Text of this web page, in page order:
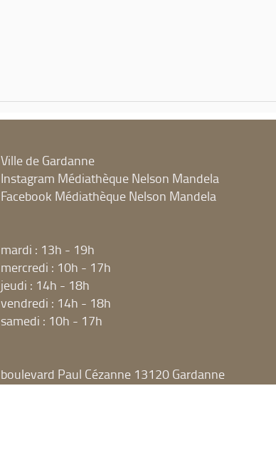
Ville de Gardanne
Instagram Médiathèque Nelson Mandela
Facebook Médiathèque Nelson Mandela
mardi : 13h - 19h
mercredi : 10h - 17h
jeudi : 14h - 18h
vendredi : 14h - 18h
samedi : 10h - 17h
boulevard Paul Cézanne 13120 Gardanne